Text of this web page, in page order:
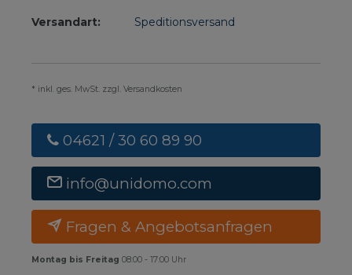
Versandart: Speditionsversand
* inkl. ges. MwSt. zzgl. Versandkosten
04621 / 30 60 89 90
info@unidomo.com
Fragen & Angebotsanfragen
Montag bis Freitag 08:00 - 17:00 Uhr